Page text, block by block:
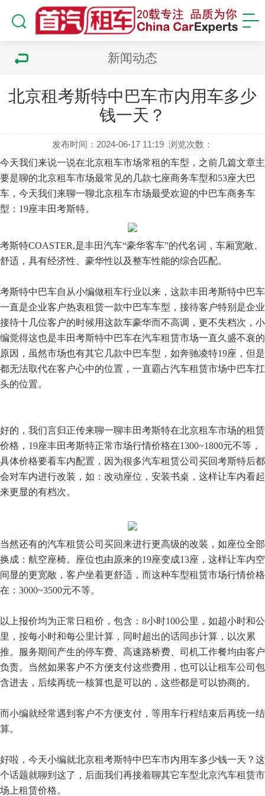
新闻动态
北京租考斯特中巴车市内用车多少
钱一天？
发布时间：2024-06-17 11:19 浏览次数：
今天我们来说一说在北京租车市场常租的车型，之前几篇文章主
要是聊的北京租车市场最常见的几款七座商务车型和53座大巴
车，今天我们来聊一聊北京租车市场最受欢迎的中巴车商务车
型：19座丰田考斯特。
考斯特COASTER,是丰田汽车“豪华客车”的代名词，车厢宽敞、
舒适，具有经济性、豪华性以及整车性能的综合匹配。
考斯特中巴车自从小编做租车行业以来，这款丰田考斯特中巴车
一直是企业客户热衷租赁一款中巴车车型，接待客户特别是企业
接待十几位客户的时候用这款车豪华而不高调，更不失档次，小
编觉得这也是丰田考斯特中巴车在汽车租赁市场一直久盛不衰的
原因，虽然市场也有其它几款中巴车型，如奔驰凌特19座，但是
都无法取代在客户心中的位置，一直霸占汽车租赁市场中巴车扛
头的位置。
好的，我们言归正传来聊一聊丰田考斯特在北京租车市场的租赁
价格，19座丰田考斯特正常市场行情价格在1300~1800元不等，
具体价格要看车内配置，因为很多汽车租赁公司买回考斯特后都
会对车内进行改装，如：改动座位，安装书桌，这样让车内看起
来更显的有档次。
当然还有的汽车租赁公司买回来进行更高级的改装，如座位全部
换成：航空座椅。座位也由原来的19座变成13座，这样让车内空
间显的更宽敞，客户坐着更舒适，而这种车型租赁市场行情价格
在：3000~3500元不等。
以上报价均为正常日租价，包含：8小时100公里，如超小时和公
里，按每小时和每公里计算，同时超出的话同步计算，以次累
推。服务期间产生的停车费、高速路桥费、司机工作餐均由客户
负责。当然如果客户不方便支付这些费用，也可以让租车公司包
含进去，后续再统一核算也是可以的，这些都是可以协商的。
而小编就经常遇到客户不方便支付，等用车行程结束后再统一结
算。
好啦，今天小编就北京租考斯特中巴车市内用车多少钱一天？这
个话题就聊到这了，后面我们再接着聊其它车型北京汽车租赁市
场上租赁价格。